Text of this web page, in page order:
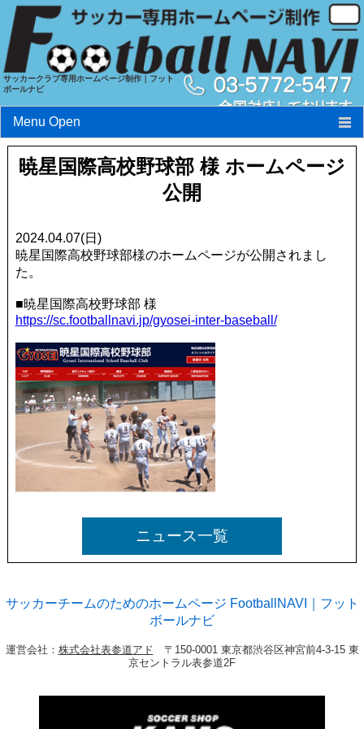
サッカークラブ専用ホームページ制作｜フット
ボールナビ
Menu Open
フットボールナビとは?
実績
暁星国際高校野球部 様 ホームページ
公開
2024.04.07(日)
暁星国際高校野球部様のホームページが公開されまし
た。
■暁星国際高校野球部 様
https://sc.footballnavi.jp/gyosei-inter-baseball/
ニュース一覧
サッカーチームのためのホームページ FootballNAVI｜フット
ボールナビ
運営会社： 株式会社表参道アド 〒150-0001 東京都渋谷区神宮前4-3-15 東
京セントラル表参道2F